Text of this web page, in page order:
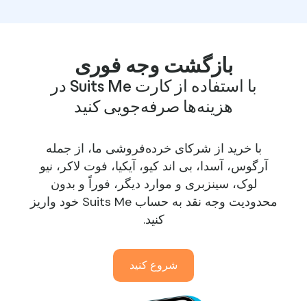
بازگشت وجه فوری
با استفاده از کارت Suits Me در
هزینه‌ها صرفه‌جویی کنید
با خرید از شرکای خرده‌فروشی ما، از جمله
آرگوس، آسدا، بی اند کیو، آیکیا، فوت لاکر، نیو
لوک، سینزبری و موارد دیگر، فوراً و بدون
محدودیت وجه نقد به حساب Suits Me خود واریز
کنید.
شروع کنید